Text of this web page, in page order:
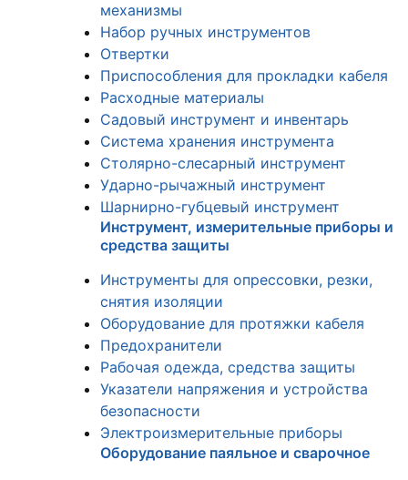
механизмы
Набор ручных инструментов
Отвертки
Приспособления для прокладки кабеля
Расходные материалы
Садовый инструмент и инвентарь
Система хранения инструмента
Столярно-слесарный инструмент
Ударно-рычажный инструмент
Шарнирно-губцевый инструмент
Инструмент, измерительные приборы и
средства защиты
Инструменты для опрессовки, резки,
снятия изоляции
Оборудование для протяжки кабеля
Предохранители
Рабочая одежда, средства защиты
Указатели напряжения и устройства
безопасности
Электроизмерительные приборы
Оборудование паяльное и сварочное